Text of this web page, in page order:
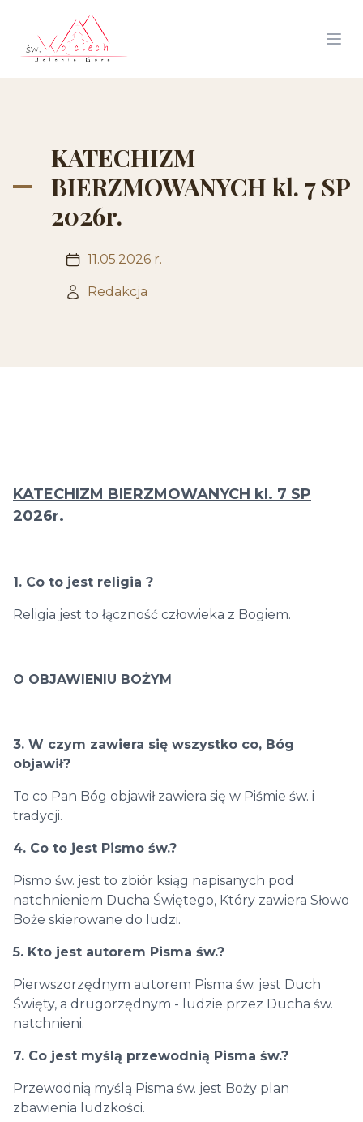
KATECHIZM
BIERZMOWANYCH kl. 7 SP
2026r.
11.05.2026 r.
Redakcja
KATECHIZM BIERZMOWANYCH kl. 7 SP
2026r.
1. Co to jest religia ?
Religia jest to łączność człowieka z Bogiem.
O OBJAWIENIU BOŻYM
3. W czym zawiera się wszystko co, Bóg
objawił?
To co Pan Bóg objawił zawiera się w Piśmie św. i
tradycji.
4. Co to jest Pismo św.?
Pismo św. jest to zbiór ksiąg napisanych pod
natchnieniem Ducha Świętego, Który zawiera Słowo
Boże skierowane do ludzi.
5. Kto jest autorem Pisma św.?
Pierwszorzędnym autorem Pisma św. jest Duch
Święty, a drugorzędnym - ludzie przez Ducha św.
natchnieni.
7. Co jest myślą przewodnią Pisma św.?
Przewodnią myślą Pisma św. jest Boży plan
zbawienia ludzkości.